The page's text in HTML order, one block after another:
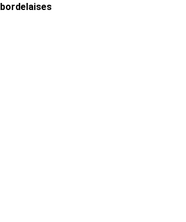
bordelaises